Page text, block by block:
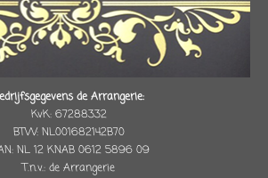
de Arrangerie:
KvK: 67288332
BTW: NL001682142B70
NL 12 KNAB 0612 5896 09
T.n.v.: de Arrangerie